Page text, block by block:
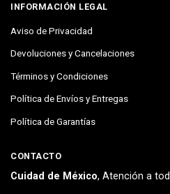
INFORMACIÓN LEGAL
Aviso de Privacidad
Devoluciones y Cancelaciones
Términos y Condiciones
Política de Envíos y Entregas
Política de Garantías
CONTACTO
Cuidad de México, Atención a